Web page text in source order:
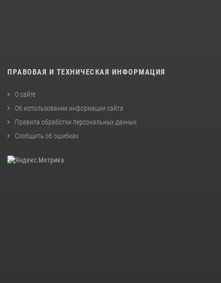
ПРАВОВАЯ И ТЕХНИЧЕСКАЯ ИНФОРМАЦИЯ
О сайте
Об использовании информации сайта
Правила обработки персональных данных
Сообщить об ошибках